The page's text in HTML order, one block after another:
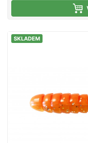
Worm nabízen ve
SKLADEM